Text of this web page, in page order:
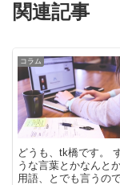
関連記事
コラム
どうも、tk橋です。
うな言葉とかなんと
用語、とでも言うの